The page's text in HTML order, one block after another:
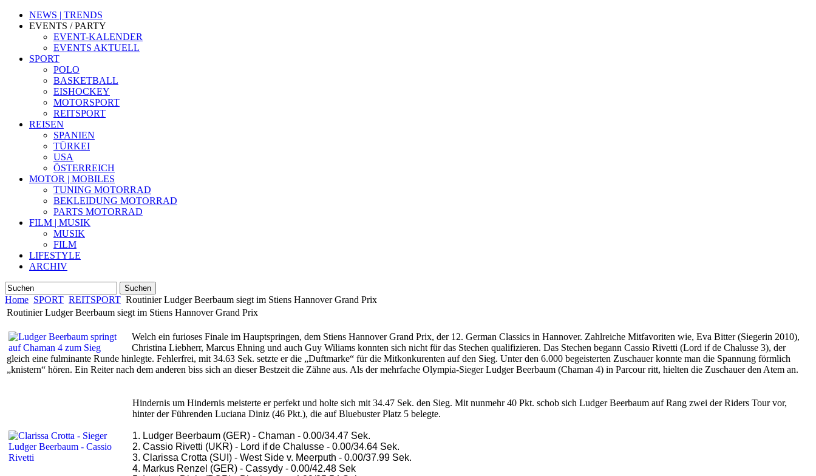
NEWS | TRENDS
EVENTS / PARTY
EVENT-KALENDER
EVENTS AKTUELL
SPORT
POLO
BASKETBALL
EISHOCKEY
MOTORSPORT
REITSPORT
REISEN
SPANIEN
TÜRKEI
USA
ÖSTERREICH
MOTOR | MOBILES
TUNING MOTORRAD
BEKLEIDUNG MOTORRAD
PARTS MOTORRAD
FILM | MUSIK
MUSIK
FILM
LIFESTYLE
ARCHIV
Suchen
Home SPORT REITSPORT Routinier Ludger Beerbaum siegt im Stiens Hannover Grand Prix
Routinier Ludger Beerbaum siegt im Stiens Hannover Grand Prix
Welch ein furioses Finale im Hauptspringen, dem Stiens Hannover Grand Prix, der 12. German Classics in Hannover. Zahlreiche Mitfavoriten wie, Eva Bitter (Siegerin 2010),
Christina Liebherr, Marcus Ehning und auch Guy Wiliams konnten sich nicht für das Stechen qualifizieren. Das Stechen begann Cassio Rivetti (Lord if de Chalusse 3), der
gleich eine fulminante Runde hinlegte. Fehlerfrei, mit 34.63 Sek. setzte er die „Duftmarke“ für die Mitkonkurenten auf den Sieg. Unter den 6.000 begeisterten Zuschauer konnte man die Spannung förmlich
„knistern“ hören. Ein Reiter nach dem anderen biss sich an dieser Bestzeit die Zähne aus. Als der mehrfache Olympia-Sieger Ludger Beerbaum (Chaman 4) in Parcour ritt, hielten die Zuschauer den Atem an.
Hindernis um Hindernis meisterte er perfekt und holte sich mit 34.47 Sek. den Sieg. Mit nunmehr 40 Pkt. schob sich Ludger Beerbaum auf Rang zwei der Riders Tour vor,
hinter der Führenden Luciana Diniz (46 Pkt.), die auf Bluebuster Platz 5 belegte.
1. Ludger Beerbaum (GER) - Chaman - 0.00/34.47 Sek.
2. Cassio Rivetti (UKR) - Lord if de Chalusse - 0.00/34.64 Sek.
3. Clarissa Crotta (SUI) - West Side v. Meerputh - 0.00/37.99 Sek.
4. Markus Renzel (GER) - Cassydy - 0.00/42.48 Sek